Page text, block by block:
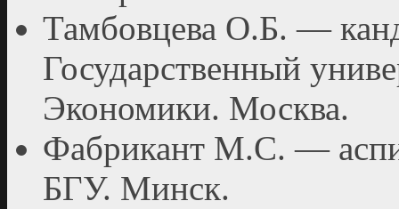
Тамбовцева О.Б. —
Государственный
Экономики. Москва.
Фабрикант М.С. —
БГУ. Минск.